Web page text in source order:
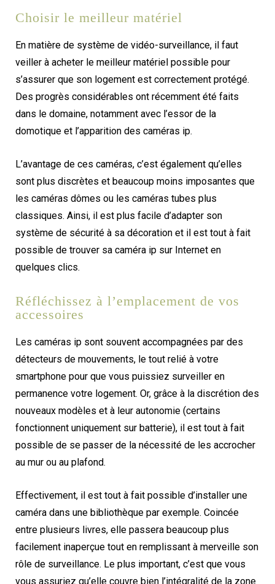
Choisir le meilleur matériel
En matière de système de vidéo-surveillance, il faut
veiller à acheter le meilleur matériel possible pour
s’assurer que son logement est correctement protégé.
Des progrès considérables ont récemment été faits
dans le domaine, notamment avec l’essor de la
domotique et l’apparition des caméras ip.
L’avantage de ces caméras, c’est également qu’elles
sont plus discrètes et beaucoup moins imposantes que
les caméras dômes ou les caméras tubes plus
classiques. Ainsi, il est plus facile d’adapter son
système de sécurité à sa décoration et il est tout à fait
possible de trouver sa caméra ip sur Internet en
quelques clics.
Réfléchissez à l’emplacement de vos
accessoires
Les caméras ip sont souvent accompagnées par des
détecteurs de mouvements, le tout relié à votre
smartphone pour que vous puissiez surveiller en
permanence votre logement. Or, grâce à la discrétion des
nouveaux modèles et à leur autonomie (certains
fonctionnent uniquement sur batterie), il est tout à fait
possible de se passer de la nécessité de les accrocher
au mur ou au plafond.
Effectivement, il est tout à fait possible d’installer une
caméra dans une bibliothèque par exemple. Coincée
entre plusieurs livres, elle passera beaucoup plus
facilement inaperçue tout en remplissant à merveille son
rôle de surveillance. Le plus important, c’est que vous
vous assuriez qu’elle couvre bien l’intégralité de la zone